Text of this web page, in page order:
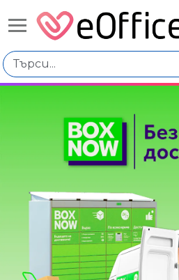
Избери по
Цена
€0.00 - €20.00
€100.05 - €120.04
Количество
Няма наличност